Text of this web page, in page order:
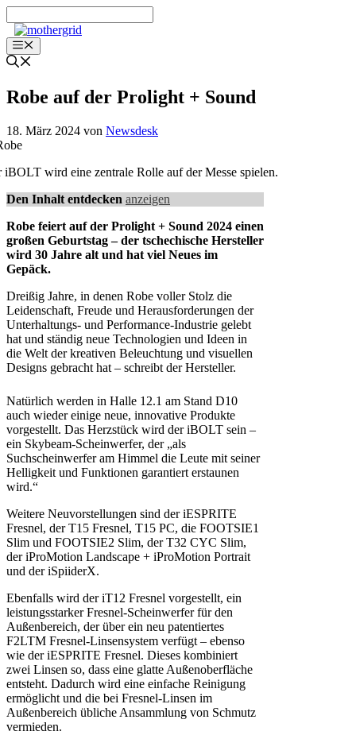
Inhalt
springenMenü
Robe auf der Prolight + Sound
18. März 2024 von Newsdesk
iBOLT wird eine zentrale Rolle auf der Messe spielen.
Den Inhalt entdecken anzeigen
Robe feiert auf der Prolight + Sound 2024 einen
großen Geburtstag – der tschechische Hersteller
wird 30 Jahre alt und hat viel Neues im
Gepäck.
Dreißig Jahre, in denen Robe voller Stolz die
Leidenschaft, Freude und Herausforderungen der
Unterhaltungs- und Performance-Industrie gelebt
hat und ständig neue Technologien und Ideen in
die Welt der kreativen Beleuchtung und visuellen
Designs gebracht hat – schreibt der Hersteller.
Natürlich werden in Halle 12.1 am Stand D10
auch wieder einige neue, innovative Produkte
vorgestellt. Das Herzstück wird der iBOLT sein –
ein Skybeam-Scheinwerfer, der „als
Suchscheinwerfer am Himmel die Leute mit seiner
Helligkeit und Funktionen garantiert erstaunen
wird.“
Weitere Neuvorstellungen sind der iESPRITE
Fresnel, der T15 Fresnel, T15 PC, die FOOTSIE1
Slim und FOOTSIE2 Slim, der T32 CYC Slim,
der iProMotion Landscape + iProMotion Portrait
und der iSpiiderX.
Ebenfalls wird der iT12 Fresnel vorgestellt, ein
leistungsstarker Fresnel-Scheinwerfer für den
Außenbereich, der über ein neu patentiertes
F2LTM Fresnel-Linsensystem verfügt – ebenso
wie der iESPRITE Fresnel. Dieses kombiniert
zwei Linsen so, dass eine glatte Außenoberfläche
entsteht. Dadurch wird eine einfache Reinigung
ermöglicht und die bei Fresnel-Linsen im
Außenbereich übliche Ansammlung von Schmutz
vermieden.